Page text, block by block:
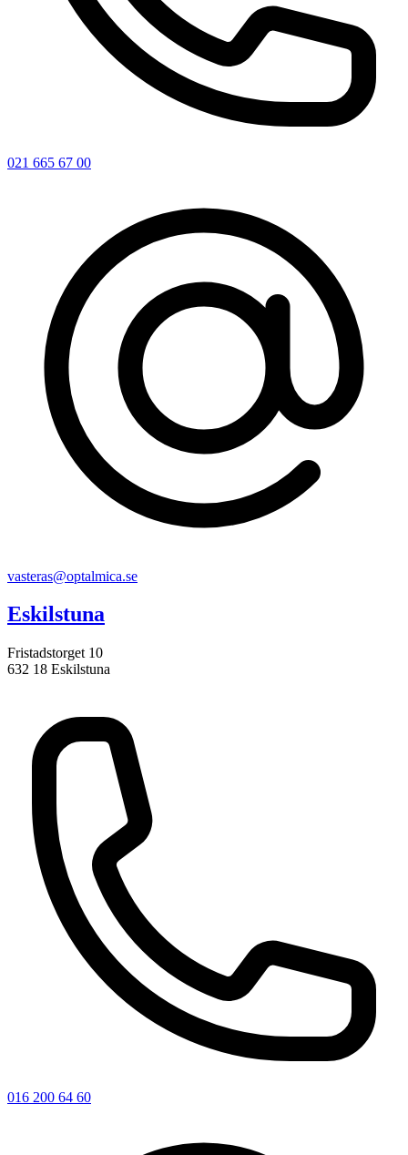
021 665 67 00
vasteras@optalmica.se
Eskilstuna
Fristadstorget 10
632 18 Eskilstuna
016 200 64 60